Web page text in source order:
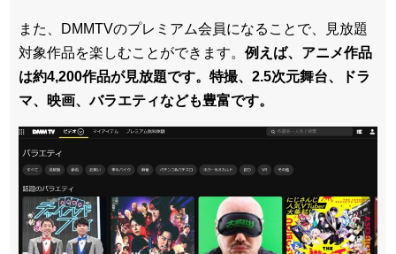
また、DMMTVのプレミアム会員になることで、見放題
対象作品を楽しむことができます。 例えば、アニメ作品
は約4,200作品が見放題です。特撮、2.5次元舞台、ドラ
マ、映画、バラエティなども豊富です。